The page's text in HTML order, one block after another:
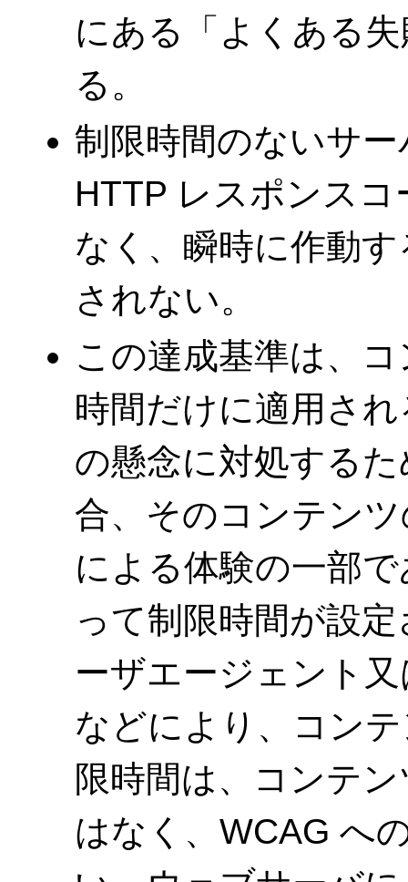
にある「よくある
る。
制限時間のないサ
HTTP レスポンス
なく、瞬時に作動
されない。
この達成基準は、
時間だけに適用さ
の懸念に対処する
合、そのコンテン
による体験の一部
って制限時間が設
ーザエージェント
などにより、コン
限時間は、コンテ
はなく、WCAG へ